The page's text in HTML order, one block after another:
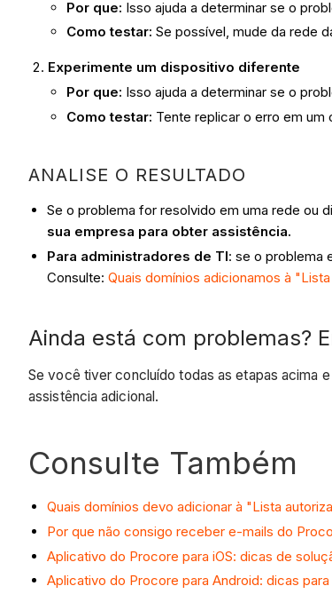
Por que: Isso ajuda a determinar se o
Como testar: Se possível, mude da rede
Experimente um dispositivo diferente
Por que: Isso ajuda a determinar se o
Como testar: Tente replicar o erro em
ANALISE O RESULTADO
Se o problema for resolvido em uma rede ou
sua empresa para obter assistência.
Para administradores de TI: se o problema
Consulte: Quais domínios adicionamos à
Ainda está com problemas?
Se você tiver concluído todas as etapas acima
assistência adicional.
Consulte Também
Quais domínios devo adicionar à "Lista
Por que não consigo receber e-mails do
Aplicativo do Procore para iOS: dicas de
Aplicativo do Procore para Android: dicas